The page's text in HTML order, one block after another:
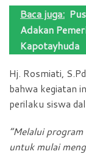
Baca juga:
Adakan
Kapotayhuda
Hj. Rosmiati,
bahwa kegiatan
perilaku siswa
“Melalui
untuk mulai